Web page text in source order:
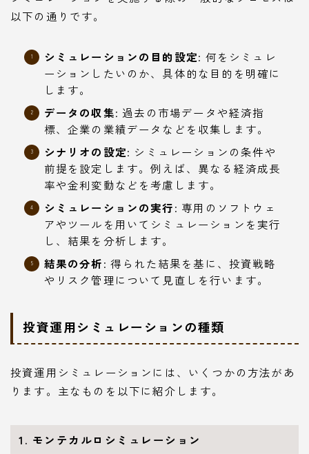
以下の通りです。
シミュレーションの目的設定: 何をシミュレ
ーションしたいのか、具体的な目的を明確に
します。
データの収集: 過去の市場データや経済指
標、企業の業績データなどを収集します。
シナリオの設定: シミュレーションの条件や
前提を設定します。例えば、異なる経済成長
率や金利変動などを考慮します。
シミュレーションの実行: 専用のソフトウェ
アやツールを用いてシミュレーションを実行
し、結果を分析します。
結果の分析: 得られた結果を基に、投資戦略
やリスク管理について見直しを行います。
投資運用シミュレーションの種類
投資運用シミュレーションには、いくつかの方法があ
ります。主なものを以下に紹介します。
1. モンテカルロシミュレーション